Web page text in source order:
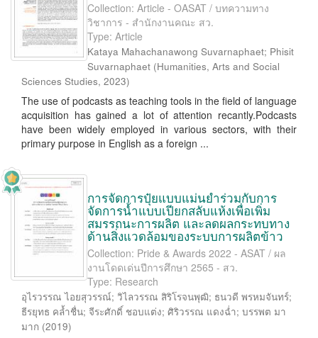
Collection: Article - OASAT / บทความทาง
วิชาการ - สำนักงานคณะ สว.
Type: Article
Kataya Mahachanawong Suvarnaphaet; Phisit
Suvarnaphaet (Humanities, Arts and Social
Sciences Studies, 2023)
The use of podcasts as teaching tools in the field of language
acquisition has gained a lot of attention recantly.Podcasts
have been widely employed in various sectors, with their
primary purpose in English as a foreign ...
การจัดการปุ๋ยแบบแม่นยำร่วมกับการ
จัดการน้ำแบบเปียกสลับแห้งเพื่อเพิ่ม
สมรรถนะการผลิต และลดผลกระทบทาง
ด้านสิ่งแวดล้อมของระบบการผลิตข้าว
Collection: Pride & Awards 2022 - ASAT / ผล
งานโดดเด่นปีการศึกษา 2565 - สว.
Type: Research
อุไรวรรณ ไอยสุวรรณ์; วิไลวรรณ สิริโรจนพุฒิ; ธนวดี พรหมจันทร์;
ธีรยุทธ คล้ำชื่น; จีระศักดิ์ ชอบแต่ง; ศิริวรรณ แดงฉ่ำ; บรรพต มา
มาก (2019)